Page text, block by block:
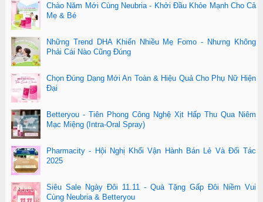
Chào Năm Mới Cùng Neubria - Khởi Đầu Khỏe Mạnh Cho Cả
Mẹ & Bé
Những Trend DHA Khiến Nhiều Mẹ Fomo - Nhưng Không
Phải Cái Nào Cũng Đúng
Chọn Đúng Dạng Mới An Toàn & Hiệu Quả Cho Phụ Nữ Hiện
Đại
Betteryou - Tiên Phong Công Nghệ Xịt Hấp Thu Qua Niêm
Mạc Miệng (Intra-Oral Spray)
Pharmacity - Hội Nghị Khối Vận Hành Bán Lẻ Và Đối Tác
2025
Siêu Sale Ngày Đôi 11.11 - Quà Tặng Gấp Đôi Niềm Vui
Cùng Neubria & Betteryou